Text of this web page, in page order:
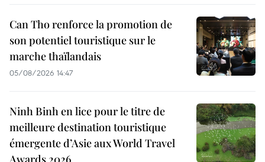
Can Tho renforce la promotion de
son potentiel touristique sur le
marche thaïlandais
05/08/2026 14:47
Ninh Binh en lice pour le titre de
meilleure destination touristique
émergente d’Asie aux World Travel